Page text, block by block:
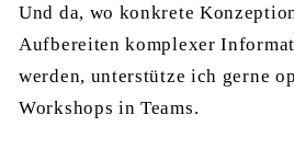
Und da, wo konkrete
Aufbereiten komplexer
werden, unterstütze ich gerne
Workshops in Teams.